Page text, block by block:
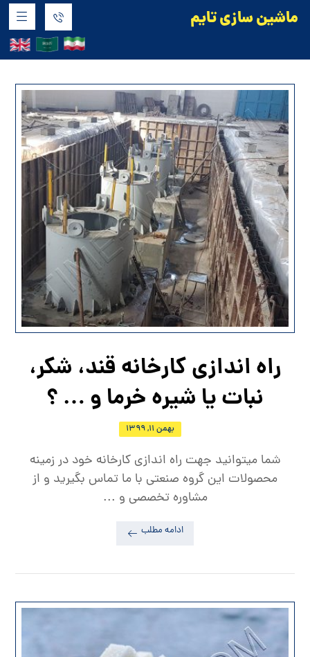
ماشین سازی تایم
دسته بندی نشده
راه اندازی کارخانه قند، شکر،
نبات یا شیره خرما و … ؟
بهمن ۱۱, ۱۳۹۹
شما میتوانید جهت راه اندازی کارخانه خود در زمینه
محصولات این گروه صنعتی با ما تماس بگیرید و از
مشاوره تخصصی و ...
ادامه مطلب